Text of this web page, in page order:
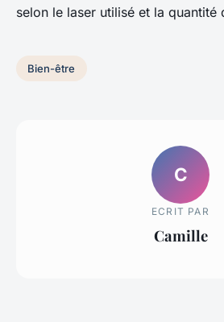
selon le laser utilisé et la quantité
Bien-être
C
ECRIT PAR
Camille